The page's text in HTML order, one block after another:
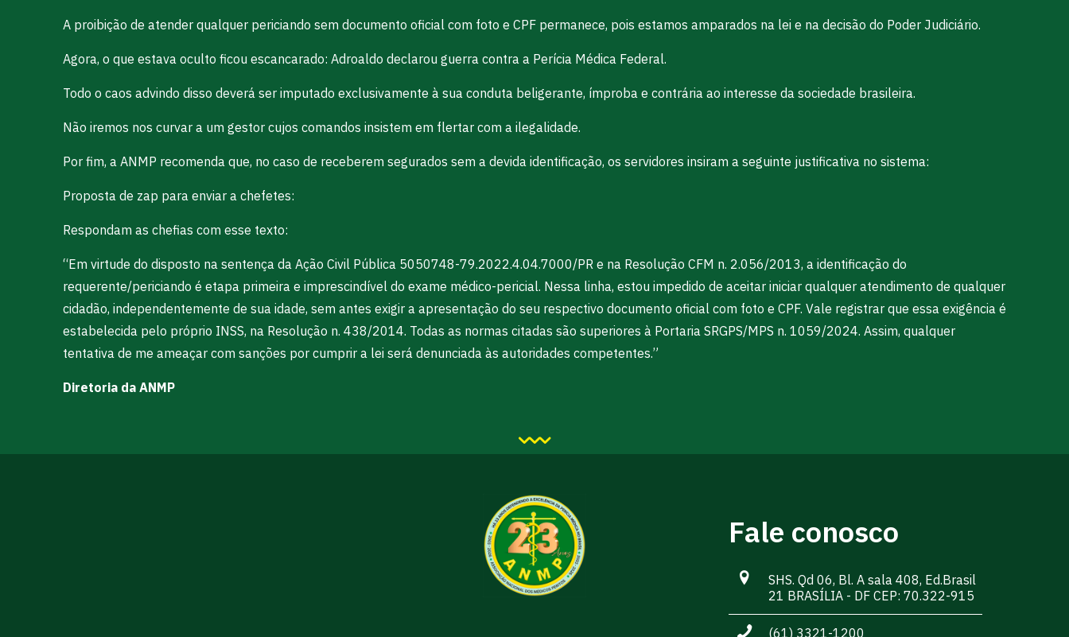
A proibição de atender qualquer periciando sem documento oficial com foto e CPF permanece, pois estamos amparados na lei e na decisão do Poder Judiciário.
Agora, o que estava oculto ficou escancarado: Adroaldo declarou guerra contra a Perícia Médica Federal.
Todo o caos advindo disso deverá ser imputado exclusivamente à sua conduta beligerante, ímproba e contrária ao interesse da sociedade brasileira.
Não iremos nos curvar a um gestor cujos comandos insistem em flertar com a ilegalidade.
Por fim, a ANMP recomenda que, no caso de receberem segurados sem a devida identificação, os servidores insiram a seguinte justificativa no sistema:
Proposta de zap para enviar a chefetes:
Respondam as chefias com esse texto:
“Em virtude do disposto na sentença da Ação Civil Pública 5050748-79.2022.4.04.7000/PR e na Resolução CFM n. 2.056/2013, a identificação do
requerente/periciando é etapa primeira e imprescindível do exame médico-pericial. Nessa linha, estou impedido de aceitar iniciar qualquer atendimento de qualquer
cidadão, independentemente de sua idade, sem antes exigir a apresentação do seu respectivo documento oficial com foto e CPF. Vale registrar que essa exigência é
estabelecida pelo próprio INSS, na Resolução n. 438/2014. Todas as normas citadas são superiores à Portaria SRGPS/MPS n. 1059/2024. Assim, qualquer
tentativa de me ameaçar com sanções por cumprir a lei será denunciada às autoridades competentes.”
Diretoria da ANMP
Fale conosco
SHS. Qd 06, Bl. A sala 408, Ed.Brasil
21 BRASÍLIA - DF CEP: 70.322-915
(61) 3321-1200